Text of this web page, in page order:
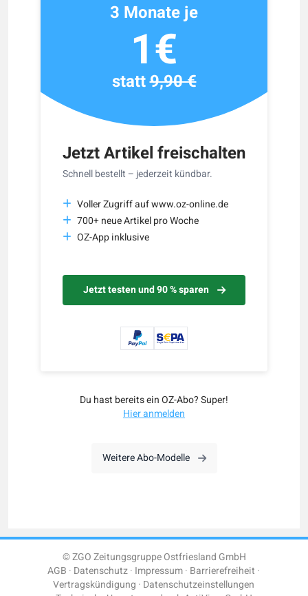
Jetzt Artikel freischalten
Schnell bestellt – jederzeit kündbar.
Voller Zugriff auf www.oz-online.de
700+ neue Artikel pro Woche
OZ-App inklusive
Jetzt testen und 90 % sparen
3 Monate je
1€
statt9,90 €
Du hast bereits ein OZ-Abo? Super!
Hier anmelden
Weitere Abo-Modelle
© ZGO Zeitungsgruppe Ostfriesland GmbH
AGB Datenschutz Impressum Barrierefreiheit
Vertragskündigung Datenschutzeinstellungen